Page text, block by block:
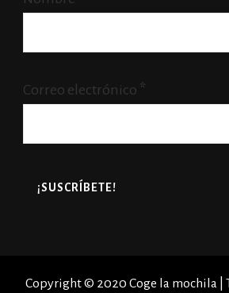
Correo electrónico *
Copyright © 2020 Coge la mochila |